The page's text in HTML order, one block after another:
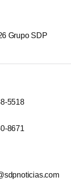
Grupo SDP
5518
8671